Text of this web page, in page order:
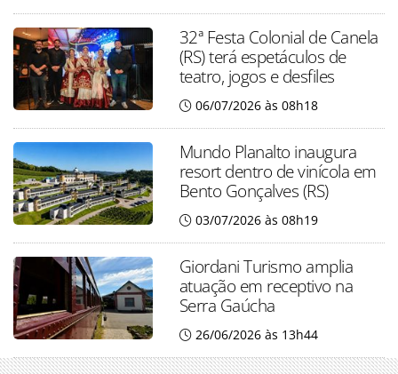
32ª Festa Colonial de Canela
(RS) terá espetáculos de
teatro, jogos e desfiles
06/07/2026 às 08h18
Mundo Planalto inaugura
resort dentro de vinícola em
Bento Gonçalves (RS)
03/07/2026 às 08h19
Giordani Turismo amplia
atuação em receptivo na
Serra Gaúcha
26/06/2026 às 13h44